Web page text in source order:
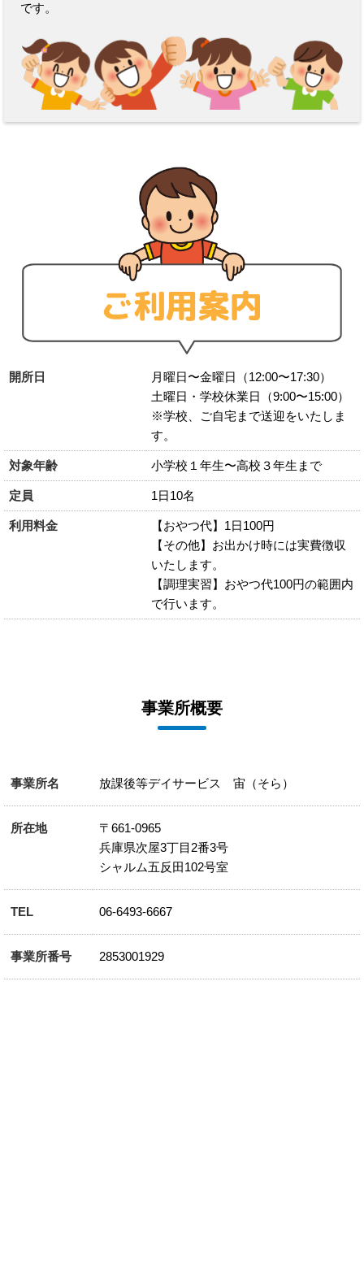
です。
開所日
月曜日〜金曜日（12:00〜17:30）
土曜日・学校休業日（9:00〜15:00）
※学校、ご自宅まで送迎をいたしま
す。
対象年齢 小学校１年生〜高校３年生まで
定員 1日10名
利用料金
【おやつ代】1日100円
【その他】お出かけ時には実費徴収
いたします。
【調理実習】おやつ代100円の範囲内
で行います。
事業所概要
事業所名 放課後等デイサービス 宙（そら）
所在地
〒661-0965
兵庫県次屋3丁目2番3号
シャルム五反田102号室
TEL 06-6493-6667
事業所番号 2853001929